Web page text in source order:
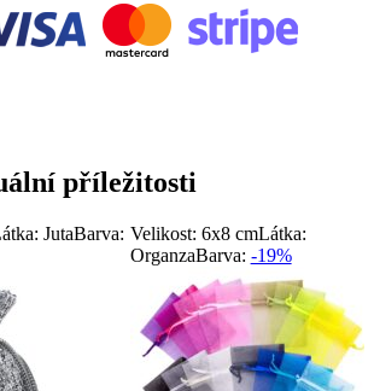
příležitosti
JutaBarva: Velikost: 6x8 cmLátka:
OrganzaBarva: -19%